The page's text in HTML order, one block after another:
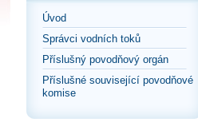
Úvod
Správci vodních toků
Příslušný povodňový orgán
Příslušné související povodňové
komise